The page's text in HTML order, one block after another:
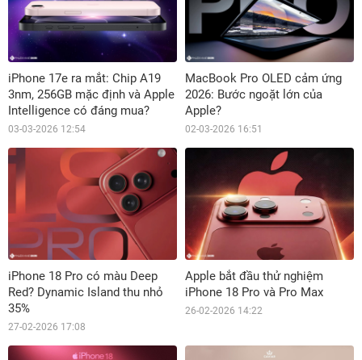
iPhone 17e ra mắt: Chip A19
3nm, 256GB mặc định và Apple
Intelligence có đáng mua?
03-03-2026 12:54
MacBook Pro OLED cảm ứng
2026: Bước ngoặt lớn của
Apple?
02-03-2026 16:51
iPhone 18 Pro có màu Deep
Red? Dynamic Island thu nhỏ
35%
27-02-2026 17:08
Apple bắt đầu thử nghiệm
iPhone 18 Pro và Pro Max
26-02-2026 14:22